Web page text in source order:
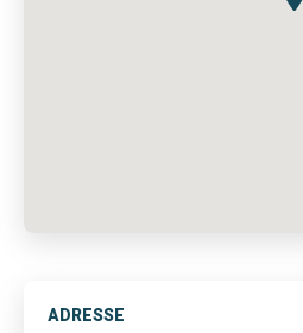
ADRESSE